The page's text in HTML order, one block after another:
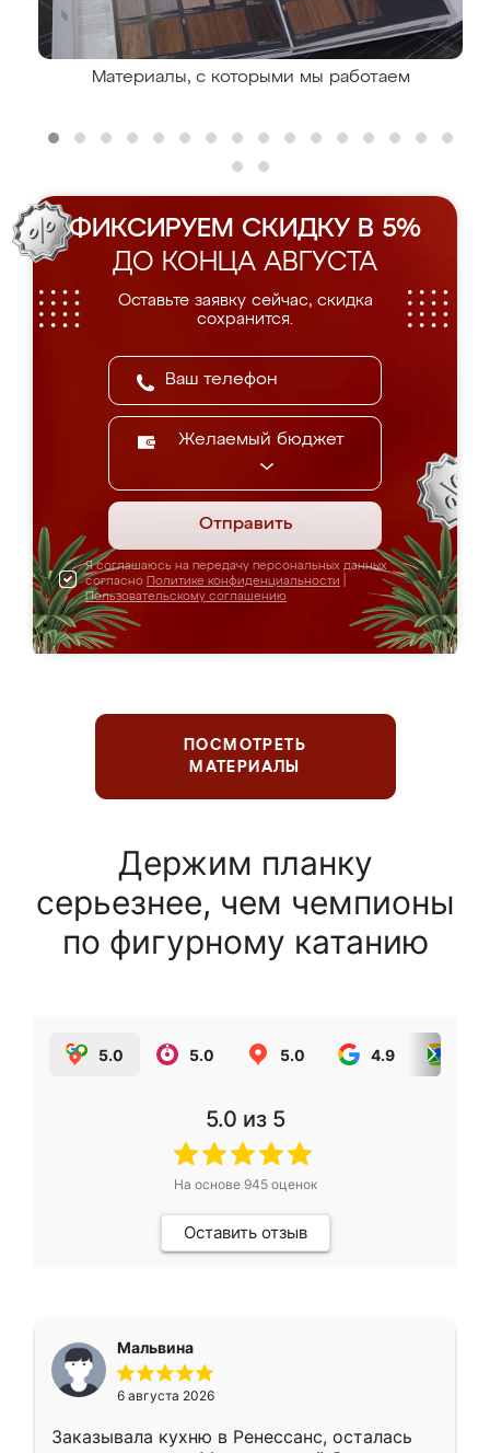
Материалы, с которыми мы работаем
ФИКСИРУЕМ СКИДКУ В 5%
ДО КОНЦА АВГУСТА
Оставьте заявку сейчас, скидка
сохранится.
Желаемый бюджет
Отправить
Я соглашаюсь на передачу персональных данных
согласно Политике конфиденциальности
Пользовательскому соглашению
ПОСМОТРЕТЬ
МАТЕРИАЛЫ
Держим планку
серьезнее, чем чемпионы
по фигурному катанию
5.0 5.0 5.0 4.9
5.0 из 5
На основе 945оценок
Оставить отзыв
Мальвина
6 августа 2026
Заказывала кухню в Ренессанс, осталась